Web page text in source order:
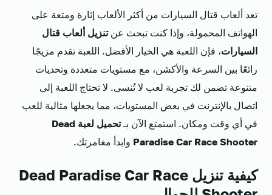
تعد ألعاب قتال السيارات من أكثر الألعاب إثارة ومتعة على
الهواتف المحمولة، وإذا كنت تبحث عنتنزيل ألعاب قتال
السيارات، فإن اللعبة هي الخيار الأفضل. اللعبة تقدم مزيجًا
رائعًا بين السرعة والأكشن، مع مستويات متعددة وتحديات
متنوعة تضمن لك تجربة لعب لا تُنسى. لا تحتاج اللعبة إلى
اتصال بالإنترنت في بعض المستويات، مما يجعلها مثالية للعب
في أي وقت ومكان. استمتع الآن بـ
تحميل لعبة Dead
Paradise Car Race Shooter وابدأ مغامرتك.
كيفية تنزيل Dead Paradise Car Race